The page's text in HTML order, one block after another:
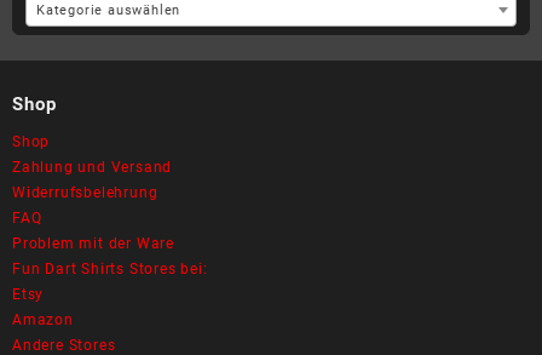
Kategorie auswählen
Shop
Shop
Zahlung und Versand
Widerrufsbelehrung
FAQ
Problem mit der Ware
Fun Dart Shirts Stores bei:
Etsy
Amazon
Andere Stores